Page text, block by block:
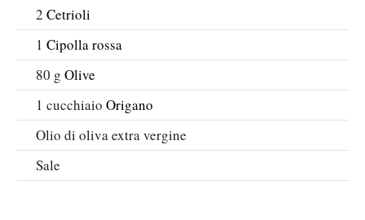
2 Cetrioli
1 Cipolla rossa
80 g Olive
1 cucchiaio Origano
Olio di oliva extra vergine
Sale